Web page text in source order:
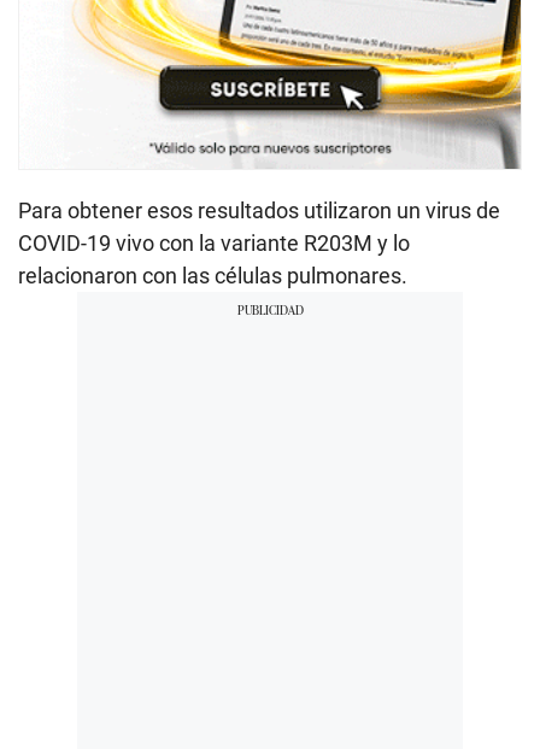
Para obtener esos resultados utilizaron un virus de
COVID-19 vivo con la variante R203M y lo
relacionaron con las células pulmonares.